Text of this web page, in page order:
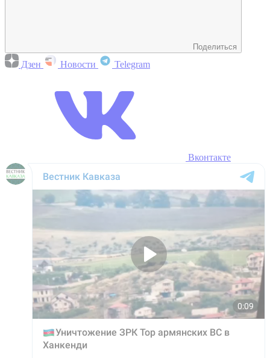
Поделиться
Дзен Новости Telegram
Вконтакте